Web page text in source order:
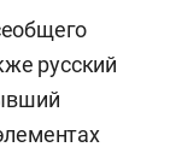
русский